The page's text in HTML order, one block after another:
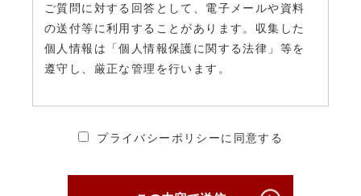
ご質問に対する回答として、電子メールや資料
の送付等に利用することがあります。収集した
個人情報は「個人情報保護に関する法律」等を
遵守し、厳正な管理を行います。
の紛失、破壊、改ざん及び漏えいを防ぐため、
必要かつ適切な安全管理対策を講じ、厳正な管
プライバシーポリシーに同意する